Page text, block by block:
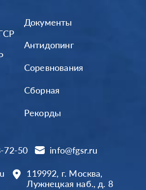
Документы
Антидопинг
Соревнования
Сборная
Рекорды
72-50 info@fgsr.ru
119992, г. Москва,
Лужнецкая наб., д. 8